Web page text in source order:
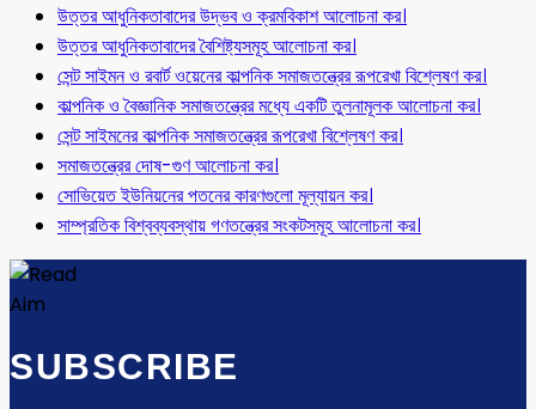
উত্তর আধুনিকতাবাদের উদ্ভব ও ক্রমবিকাশ আলোচনা কর।
উত্তর আধুনিকতাবাদের বৈশিষ্ট্যসমূহ আলোচনা কর।
সেন্ট সাইমন ও রবার্ট ওয়েনের কাল্পনিক সমাজতন্ত্রের রূপরেখা বিশ্লেষণ কর।
কাল্পনিক ও বৈজ্ঞানিক সমাজতন্ত্রের মধ্যে একটি তুলনামূলক আলোচনা কর।
সেন্ট সাইমনের কাল্পনিক সমাজতন্ত্রের রূপরেখা বিশ্লেষণ কর।
সমাজতন্ত্রের দোষ-গুণ আলোচনা কর।
সোভিয়েত ইউনিয়নের পতনের কারণগুলো মূল্যায়ন কর।
সাম্প্রতিক বিশ্বব্যবস্থায় গণতন্ত্রের সংকটসমূহ আলোচনা কর।
SUBSCRIBE